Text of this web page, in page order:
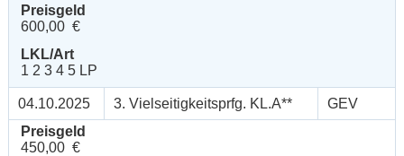
Preisgeld
600,00 €
LKL/Art
1 2 3 4 5 LP
04.10.2025 3. Vielseitigkeitsprfg. KL.A**
GEV
Preisgeld
450,00 €